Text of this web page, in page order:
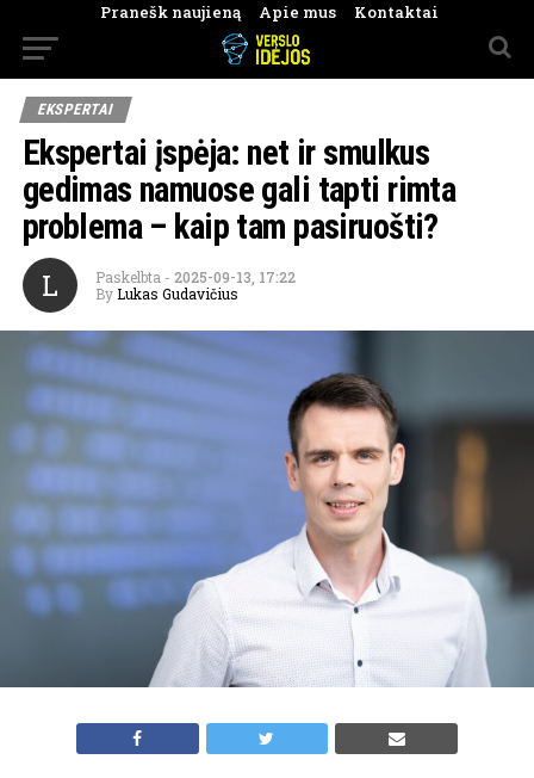
Pranešk naujieną Apie mus Kontaktai
EKSPERTAI
Ekspertai įspėja: net ir smulkus
gedimas namuose gali tapti rimta
problema – kaip tam pasiruošti?
L Paskelbta - 2025-09-13, 17:22
By Lukas Gudavičius